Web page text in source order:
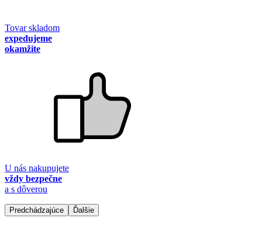
Tovar skladom
expedujeme
okamžite
U nás nakupujete
vždy bezpečne
a s dôverou
Predchádzajúce Ďalšie